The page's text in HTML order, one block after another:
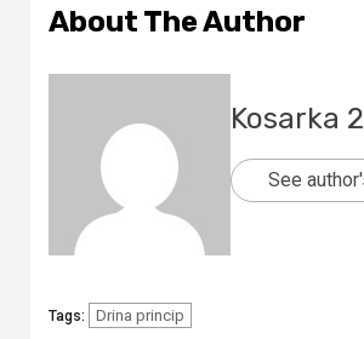
About The Author
Kosarka
See
Tags: Drina princip